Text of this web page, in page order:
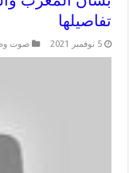
تفاصيلها
5 نوفمبر 2021 صوت